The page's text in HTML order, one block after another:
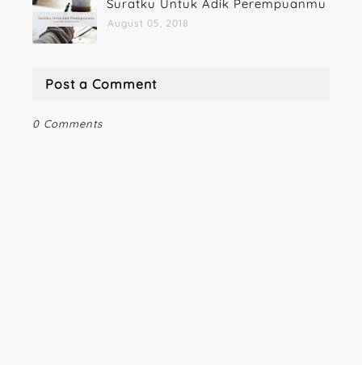
Suratku Untuk Adik Perempuanmu
August 05, 2018
Post a Comment
0 Comments